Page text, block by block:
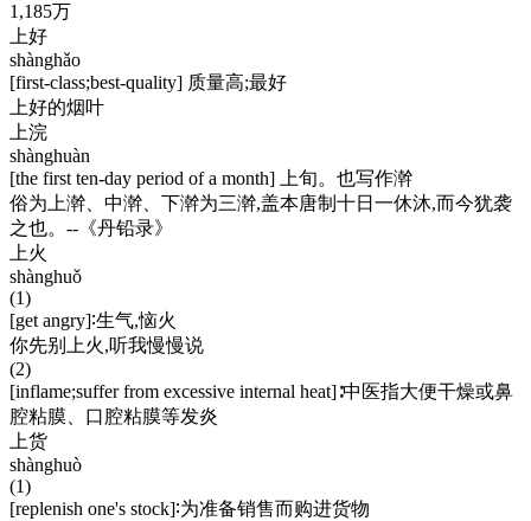
1,185万
上好
shànghǎo
[first-class;best-quality] 质量高;最好
上好的烟叶
上浣
shànghuàn
[the first ten-day period of a month] 上旬。也写作澣
俗为上澣、中澣、下澣为三澣,盖本唐制十日一休沐,而今犹袭
之也。--《丹铅录》
上火
shànghuǒ
(1)
[get angry]∶生气,恼火
你先别上火,听我慢慢说
(2)
[inflame;suffer from excessive internal heat]∶中医指大便干燥或鼻
腔粘膜、口腔粘膜等发炎
上货
shànghuò
(1)
[replenish one's stock]∶为准备销售而购进货物